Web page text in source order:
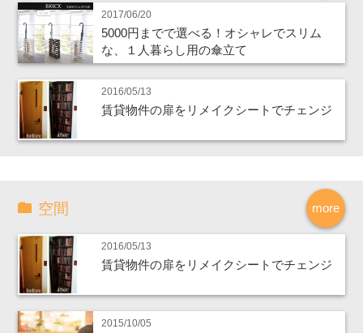
2017/06/20
5000円までで選べる！オシャレでスリム
な、１人暮らし用の傘立て
2016/05/13
賃貸物件の扉をリメイクシートでチェンジ
more
空間
2016/05/13
賃貸物件の扉をリメイクシートでチェンジ
2015/10/05